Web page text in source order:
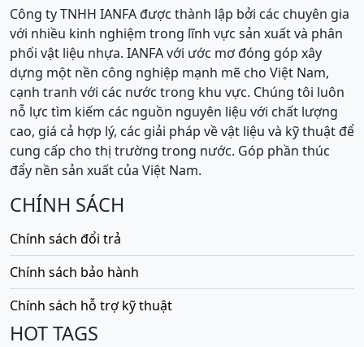
Công ty TNHH IANFA được thành lập bởi các chuyên gia
với nhiều kinh nghiệm trong lĩnh vực sản xuất và phân
phối vật liệu nhựa. IANFA với ước mơ đóng góp xây
dựng một nền công nghiệp mạnh mẽ cho Việt Nam,
cạnh tranh với các nước trong khu vực. Chúng tôi luôn
nỗ lực tìm kiếm các nguồn nguyên liệu với chất lượng
cao, giá cả hợp lý, các giải pháp về vật liệu và kỹ thuật để
cung cấp cho thị trường trong nước. Góp phần thúc
đẩy nền sản xuất của Việt Nam.
CHÍNH SÁCH
Chính sách đổi trả
Chính sách bảo hành
Chính sách hỗ trợ kỹ thuật
HOT TAGS